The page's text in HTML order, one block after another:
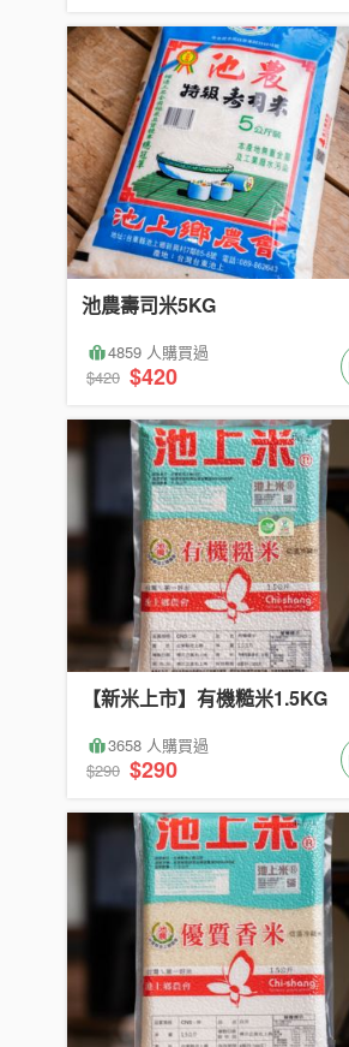
池農壽司米5KG
4859 人購買過
$420 $420
【新米上市】有機糙米1.5KG
3658 人購買過
$290 $290